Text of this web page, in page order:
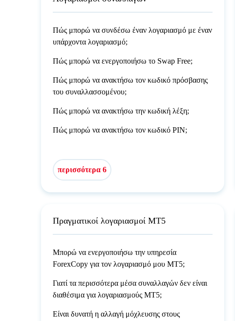
Πώς μπορώ να συνδέσω έναν λογαριασμό με έναν
υπάρχοντα λογαριασμό;
Πώς μπορώ να ενεργοποιήσω το Swap Free;
Πώς μπορώ να ανακτήσω τον κωδικό πρόσβασης
του συναλλασσομένου;
Πώς μπορώ να ανακτήσω την κωδική λέξη;
Πώς μπορώ να ανακτήσω τον κωδικό PIN;
περισσότερα 6
Πραγματικοί λογαριασμοί MT5
Μπορώ να ενεργοποιήσω την υπηρεσία
ForexCopy για τον λογαριασμό μου MT5;
Γιατί τα περισσότερα μέσα συναλλαγών δεν είναι
διαθέσιμα για λογαριασμούς MT5;
Είναι δυνατή η αλλαγή μόχλευσης στους